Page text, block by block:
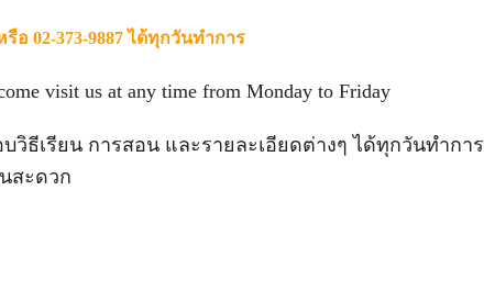
อ 02-373-9887 ได้ทุกวันทำการ
visit us at any time from Monday to Friday
วิธีเรียน การสอน และรายละเอียดต่างๆ ได้ทุกวันทำการ
สะดวก